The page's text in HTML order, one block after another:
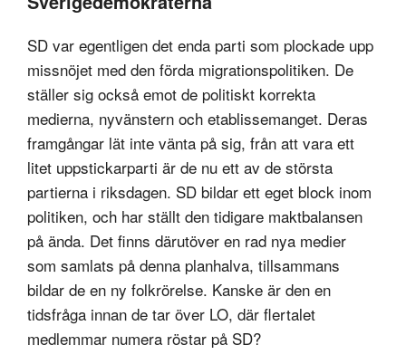
SD var egentligen det enda parti som plockade upp
missnöjet med den förda migrationspolitiken. De
ställer sig också emot de politiskt korrekta
medierna, nyvänstern och etablissemanget. Deras
framgångar lät inte vänta på sig, från att vara ett
litet uppstickarparti är de nu ett av de största
partierna i riksdagen. SD bildar ett eget block inom
politiken, och har ställt den tidigare maktbalansen
på ända. Det finns därutöver en rad nya medier
som samlats på denna planhalva, tillsammans
bildar de en ny folkrörelse. Kanske är den en
tidsfråga innan de tar över LO, där flertalet
medlemmar numera röstar på SD?